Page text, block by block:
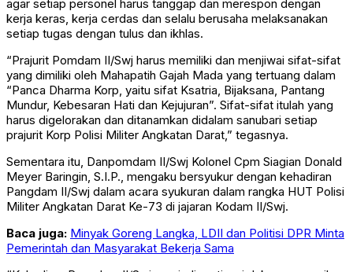
agar setiap personel harus tanggap dan merespon dengan
kerja keras, kerja cerdas dan selalu berusaha melaksanakan
setiap tugas dengan tulus dan ikhlas.
“Prajurit Pomdam II/Swj harus memiliki dan menjiwai sifat-sifat
yang dimiliki oleh Mahapatih Gajah Mada yang tertuang dalam
“Panca Dharma Korp, yaitu sifat Ksatria, Bijaksana, Pantang
Mundur, Kebesaran Hati dan Kejujuran”. Sifat-sifat itulah yang
harus digelorakan dan ditanamkan didalam sanubari setiap
prajurit Korp Polisi Militer Angkatan Darat,” tegasnya.
Sementara itu, Danpomdam II/Swj Kolonel Cpm Siagian Donald
Meyer Baringin, S.I.P., mengaku bersyukur dengan kehadiran
Pangdam II/Swj dalam acara syukuran dalam rangka HUT Polisi
Militer Angkatan Darat Ke-73 di jajaran Kodam II/Swj.
Baca juga: Minyak Goreng Langka, LDII dan Politisi DPR Minta
Pemerintah dan Masyarakat Bekerja Sama